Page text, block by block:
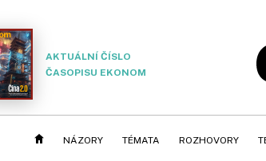
AKTUÁLNÍ ČÍSLO
ČASOPISU EKONOM
NÁZORY TÉMATA ROZHOVORY